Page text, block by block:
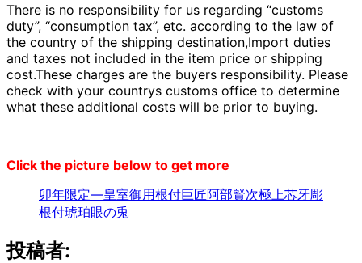
There is no responsibility for us regarding “customs
duty”, “consumption tax”, etc. according to the law of
the country of the shipping destination,Import duties
and taxes not included in the item price or shipping
cost.These charges are the buyers responsibility. Please
check with your countrys customs office to determine
what these additional costs will be prior to buying.
Click the picture below to get more
卯年限定—皇室御用根付巨匠阿部賢次極上芯牙彫
根付琥珀眼の兎
投稿者: